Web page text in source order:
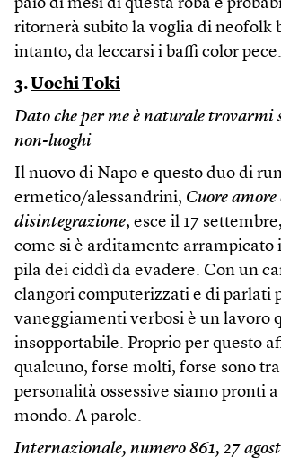
paio di mesi di questa roba e
ritornerà subito la voglia di neofolk
intanto, da leccarsi i baffi color pece.
3. Uochi Toki
Dato che per me è naturale trovarmi
non-luoghi
Il nuovo di Napo e questo duo di
ermetico/alessandrini, Cuore
disintegrazione, esce il 17
come si è arditamente arrampicato
pila dei ciddì da evadere. Con un
clangori computerizzati e di parlati
vaneggiamenti verbosi è un lavoro
insopportabile. Proprio per questo
qualcuno, forse molti, forse sono
personalità ossessive siamo pronti
mondo. A parole.
Internazionale, numero 861, 27